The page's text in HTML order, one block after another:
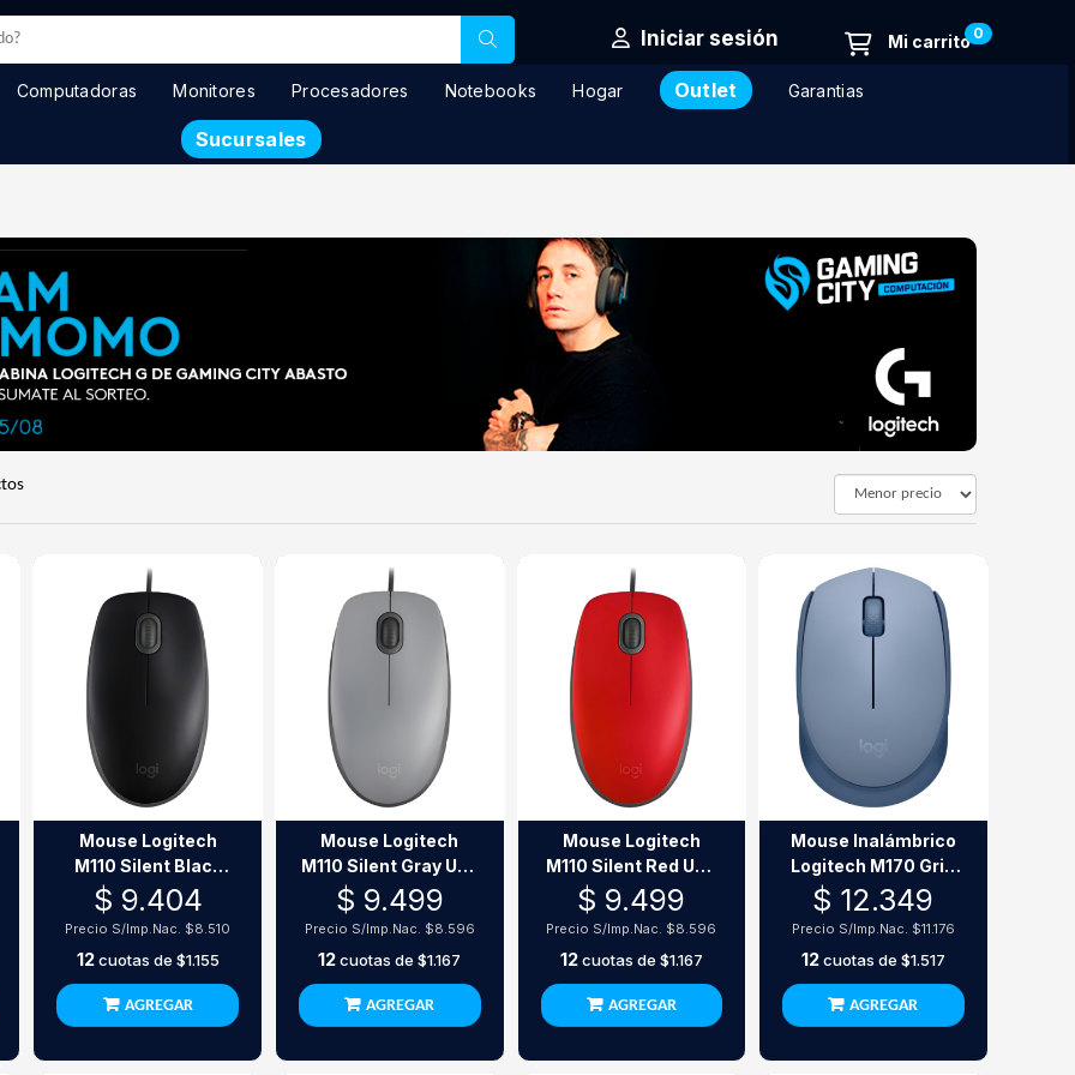
Iniciar sesión 0
Computadoras Monitores Procesadores Notebooks Hogar Outlet Garantias
Sucursales
Mouse Logitech
M110 Silent Black
Usb 1000 Dpi
$ 9.404
Precio S/Imp.Nac. $8.510
12cuotas de $1.155
AGREGAR
Mouse Logitech
M110 Silent Gray Usb
1000 Dpi
$ 9.499
Precio S/Imp.Nac. $8.596
12cuotas de$1.167
AGREGAR
Mouse Logitech
M110 Silent Red Usb
1000 Dpi
$ 9.499
Precio S/Imp.Nac. $8.596
12cuotas de $1.167
AGREGAR
Mouse Inalámbrico
Logitech M170 Gris
Azulado Usb 2.4Ghz
1000 Dpi
$ 12.349
Precio S/Imp.Nac. $11.176
12cuotas de $1.517
AGREGAR